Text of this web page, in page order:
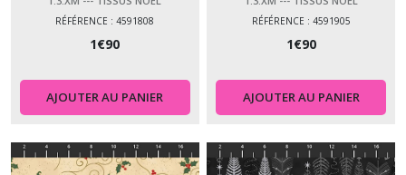
RÉFÉRENCE : 4591808
1€90
AJOUTER AU PANIER
RÉFÉRENCE : 4591905
1€90
AJOUTER AU PANIER